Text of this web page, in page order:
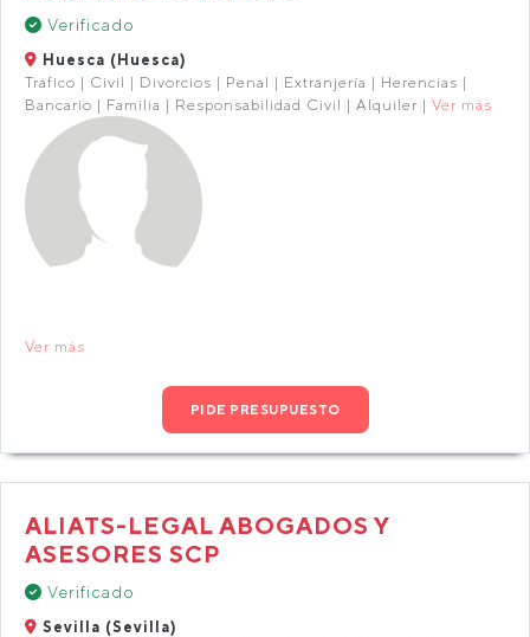
Verificado
Huesca (Huesca)
Tráfico | Civil | Divorcios | Penal | Extranjería | Herencias |
Bancario | Familia | Responsabilidad Civil | Alquiler | Ver más
Ver más
PIDE PRESUPUESTO
ALIATS-LEGAL ABOGADOS Y
ASESORES SCP
Verificado
Sevilla (Sevilla)